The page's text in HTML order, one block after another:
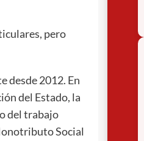
pero
desde 2012. En
del Estado, la
del trabajo
Social